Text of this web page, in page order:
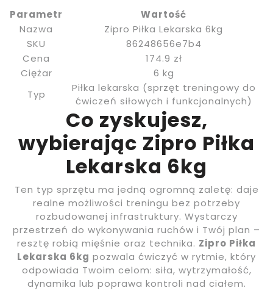
Parametr
Wartość
Nazwa
Zipro Piłka Lekarska 6kg
SKU
86248656e7b4
Cena
174.9 zł
Ciężar
6 kg
Typ
Piłka lekarska (sprzęt treningowy do
ćwiczeń siłowych i funkcjonalnych)
Co zyskujesz,
wybierając Zipro Piłka
Lekarska 6kg
Ten typ sprzętu ma jedną ogromną zaletę: daje
realne możliwości treningu bez potrzeby
rozbudowanej infrastruktury. Wystarczy
przestrzeń do wykonywania ruchów i Twój plan –
resztę robią mięśnie oraz technika. Zipro Piłka
Lekarska 6kg pozwala ćwiczyć w rytmie, który
odpowiada Twoim celom: siła, wytrzymałość,
dynamika lub poprawa kontroli nad ciałem.